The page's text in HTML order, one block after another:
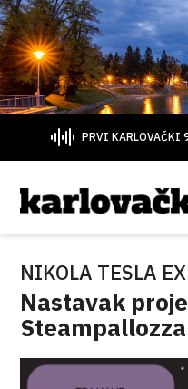
PRVI KARLOVAČKI
NIKOLA TESLA
Nastavak